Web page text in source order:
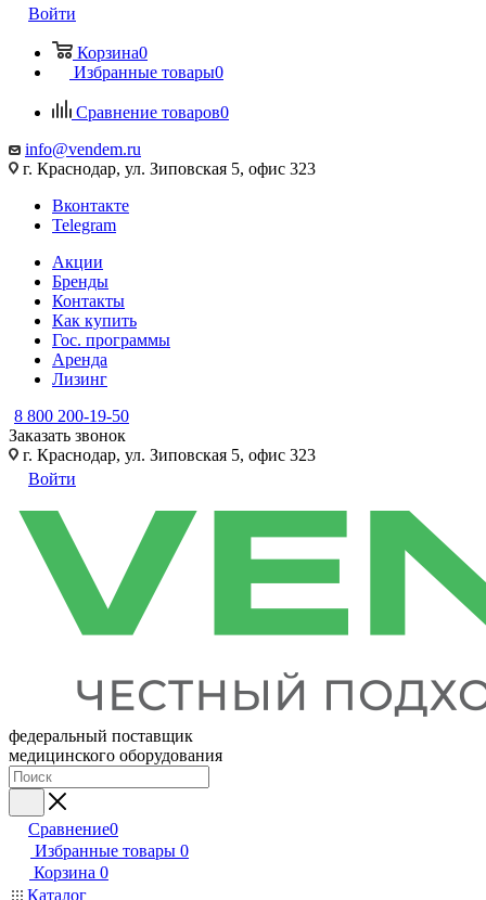
Войти
Корзина0
Избранные товары0
Сравнение товаров0
info@vendem.ru
г. Краснодар, ул. Зиповская 5, офис 323
Вконтакте
Telegram
Акции
Бренды
Контакты
Как купить
Гос. программы
Аренда
Лизинг
8 800 200-19-50
Заказать звонок
г. Краснодар, ул. Зиповская 5, офис 323
Войти
федеральный поставщик
медицинского оборудования
Сравнение0
Избранные товары 0
Корзина 0
Каталог